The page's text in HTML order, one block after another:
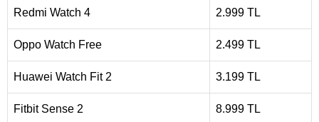
Redmi Watch 4 2.999 TL
Oppo Watch Free 2.499 TL
Huawei Watch Fit 2 3.199 TL
Fitbit Sense 2 8.999 TL